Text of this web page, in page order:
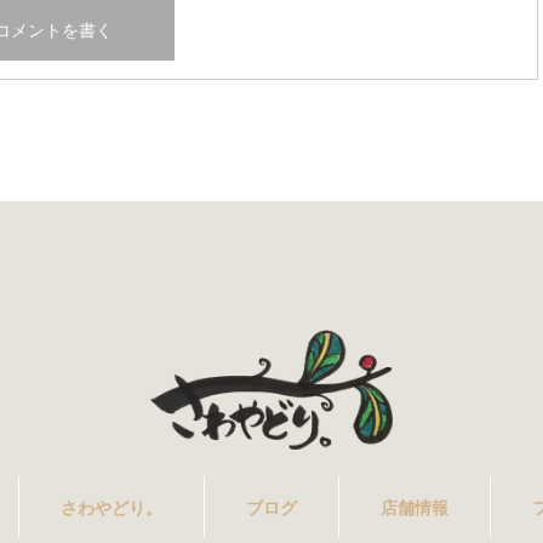
さわやどり。 ブログ 店舗情報